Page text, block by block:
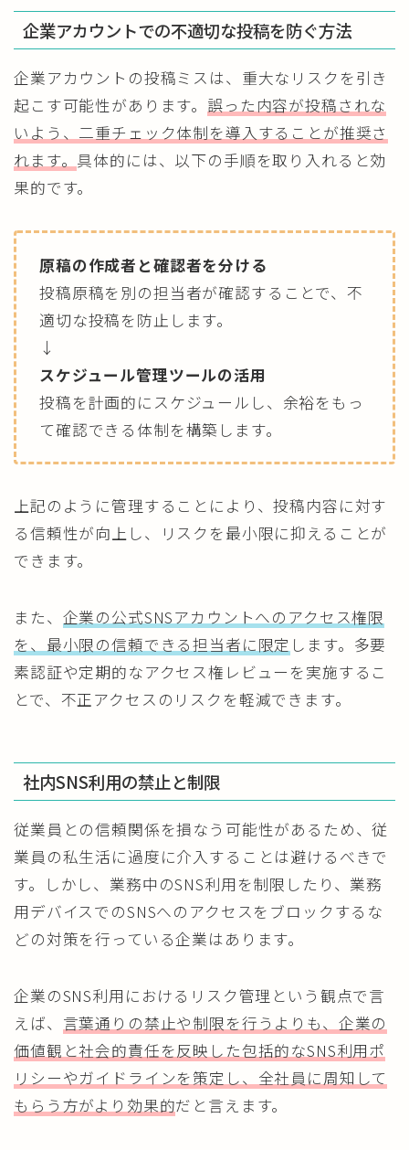
企業アカウントでの不適切な投稿を防ぐ方法
企業アカウントの投稿ミスは、重大なリスクを引き
起こす可能性があります。 誤った内容が投稿されな
いよう、二重チェック体制を導入することが推奨さ
れます。 具体的には、以下の手順を取り入れると効
果的です。
原稿の作成者と確認者を分ける
投稿原稿を別の担当者が確認することで、不
適切な投稿を防止します。
↓
スケジュール管理ツールの活用
投稿を計画的にスケジュールし、余裕をもっ
て確認できる体制を構築します。
上記のように管理することにより、投稿内容に対す
る信頼性が向上し、リスクを最小限に抑えることが
できます。
また、 企業の公式SNSアカウントへのアクセス権限
を、最小限の信頼できる担当者に限定 します。多要
素認証や定期的なアクセス権レビューを実施するこ
とで、不正アクセスのリスクを軽減できます。
社内SNS利用の禁止と制限
従業員との信頼関係を損なう可能性があるため、従
業員の私生活に過度に介入することは避けるべきで
す。しかし、業務中のSNS利用を制限したり、業務
用デバイスでのSNSへのアクセスをブロックするな
どの対策を行っている企業はあります。
企業のSNS利用におけるリスク管理という観点で言
えば、 言葉通りの禁止や制限を行うよりも、企業の
価値観と社会的責任を反映した包括的なSNS利用ポ
リシーやガイドラインを策定し、全社員に周知して
もらう方がより効果的だと言えます。